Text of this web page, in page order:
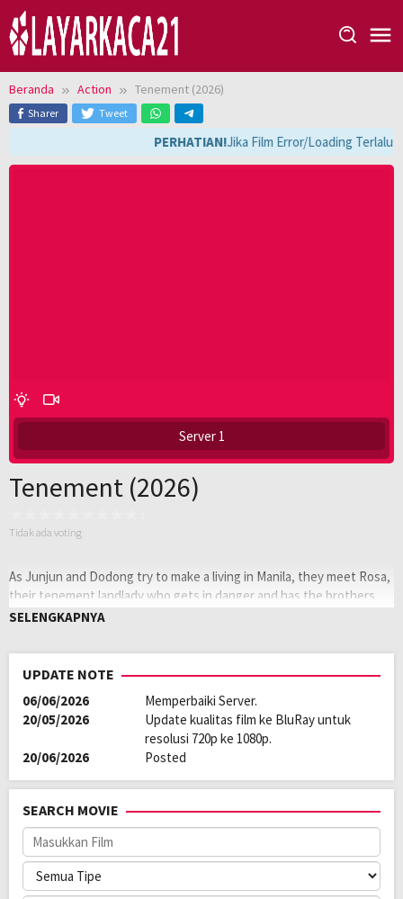
Loncat
ke
konten
Beranda Action Tenement (2026)
Sharer Tweet
PERHATIAN!Jika Film Error/Loading Terlalu
Server 1
Tenement (2026)
Tidak ada voting
As Junjun and Dodong try to make a living in Manila, they meet Rosa,
their tenement landlady who gets in danger and has the brothers
involved in a thrilling fight against hitmen.
pada:
Genre:
Kualitas:
HD
Tahun:
2026
Negara:
Philippines
Rilis:
17 Feb 2026
Pemain:
Arron Villaflor,Benz Sangalang,Marco Gallo
SELENGKAPNYA
UPDATE NOTE
06/06/2026
Memperbaiki Server.
20/05/2026
Update kualitas film ke BluRay untuk
resolusi 720p ke 1080p.
20/06/2026
Posted
SEARCH MOVIE